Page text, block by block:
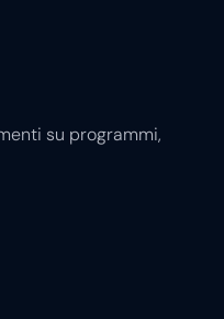
su programmi,